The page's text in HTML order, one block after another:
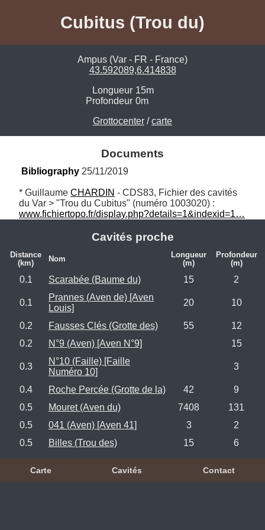
Cubitus (Trou du)
Ampus (Var - FR - France)
43.592089,6.414838
Longueur 15m
Profondeur 0m
Grottocenter /carte
Documents
Bibliography 25/11/2019
* Guillaume CHARDIN - CDS83, Fichier des cavités
www.fichiertopo.fr/display.php?details=1&indexid=1…
Cavités proche
Distance
(km)
Nom
Longueur
(m)
Profondeur
(m)
0.1 Scarabée (Baume du) 15 2
0.1
Prannes (Aven de) [Aven
Louis]
20 10
0.2 Fausses Clés (Grotte des) 55
12
0.2
N°9 (Aven) [Aven N°9] 15
0.3
N°10 (Faille) [Faille
Numéro 10]
3
0.4 Roche Percée (Grotte de la) 42
9
0.5
Mouret (Aven du) 7408
131
0.5
041 (Aven) [Aven 41] 3
2
0.5
Billes (Trou des) 15 6
Carte Cavités Contact